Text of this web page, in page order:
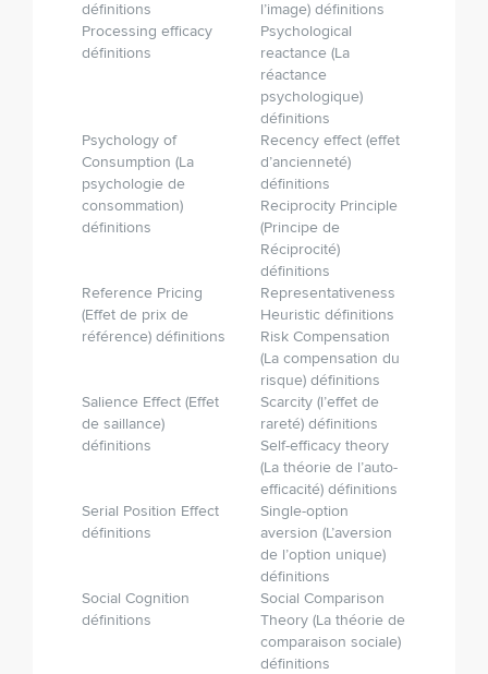
définitions
l’image) définitions
Processing efficacy
définitions
Psychological
reactance (La
réactance
psychologique)
définitions
Psychology of
Consumption (La
psychologie de
consommation)
définitions
Recency effect (effet
d’ancienneté)
définitions
Reciprocity Principle
(Principe de
Réciprocité)
définitions
Reference Pricing
(Effet de prix de
référence) définitions
Representativeness
Heuristic définitions
Risk Compensation
(La compensation du
risque) définitions
Salience Effect (Effet
de saillance)
définitions
Scarcity (l’effet de
rareté) définitions
Self-efficacy theory
(La théorie de l’auto­-
efficacité) définitions
Serial Position Effect
définitions
Single-option
aversion (L’aversion
de l’option unique)
définitions
Social Cognition
définitions
Social Comparison
Theory (La théorie de
comparaison sociale)
définitions